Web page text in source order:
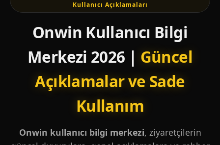
Kullanıcı Açıklamaları
Onwin Kullanıcı Bilgi
Merkezi 2026 | Güncel
Açıklamalar ve Sade
Kullanım
Onwin kullanıcı bilgi merkezi, ziyaretçilerin